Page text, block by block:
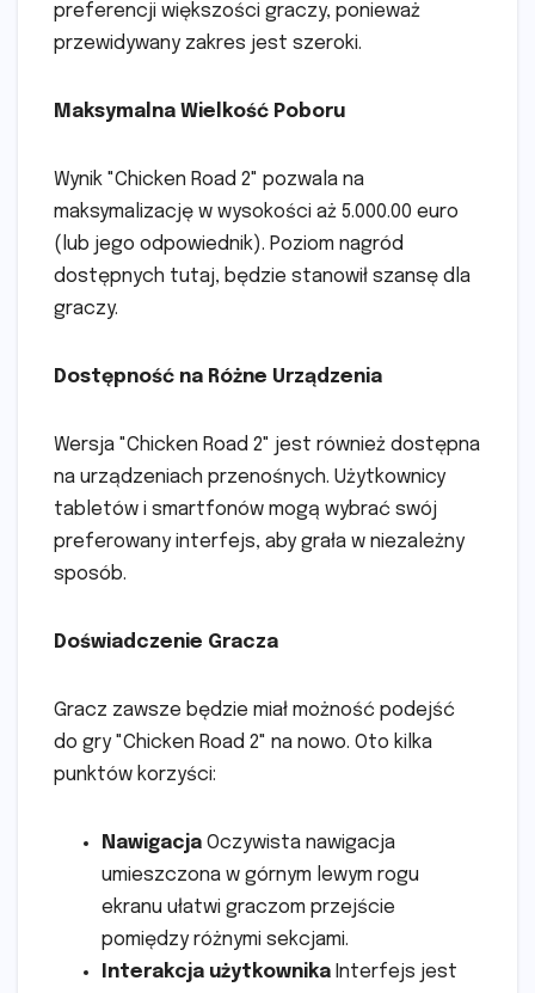
preferencji większości graczy, ponieważ
przewidywany zakres jest szeroki.
Maksymalna Wielkość Poboru
Wynik "Chicken Road 2" pozwala na
maksymalizację w wysokości aż 5.000.00 euro
(lub jego odpowiednik). Poziom nagród
dostępnych tutaj, będzie stanowił szansę dla
graczy.
Dostępność na Różne Urządzenia
Wersja "Chicken Road 2" jest również dostępna
na urządzeniach przenośnych. Użytkownicy
tabletów i smartfonów mogą wybrać swój
preferowany interfejs, aby grała w niezależny
sposób.
Doświadczenie Gracza
Gracz zawsze będzie miał możność podejść
do gry "Chicken Road 2" na nowo. Oto kilka
punktów korzyści:
Nawigacja Oczywista nawigacja
umieszczona w górnym lewym rogu
ekranu ułatwi graczom przejście
pomiędzy różnymi sekcjami.
Interakcja użytkownika Interfejs jest